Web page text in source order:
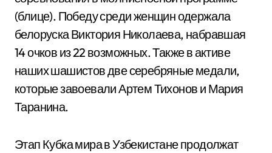
(блице). Победу среди женщин одержала
белоруска Виктория Николаева, набравшая
14 очков из 22 возможных. Также в активе
наших шашистов две серебряные медали,
которые завоевали Артем Тихонов и Мария
Таранина.
Этап Кубка мира в Узбекистане продолжат